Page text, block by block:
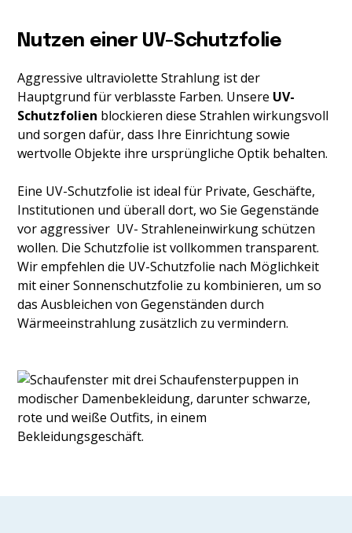
Nutzen einer UV-Schutzfolie
Aggressive ultraviolette Strahlung ist der
Hauptgrund für verblasste Farben. Unsere UV-
Schutzfolien blockieren diese Strahlen wirkungsvoll
und sorgen dafür, dass Ihre Einrichtung sowie
wertvolle Objekte ihre ursprüngliche Optik behalten.
Eine UV-Schutzfolie ist ideal für Private, Geschäfte,
Institutionen und überall dort, wo Sie Gegenstände
vor aggressiver UV- Strahleneinwirkung schützen
wollen. Die Schutzfolie ist vollkommen transparent.
Wir empfehlen die UV-Schutzfolie nach Möglichkeit
mit einer Sonnenschutzfolie zu kombinieren, um so
das Ausbleichen von Gegenständen durch
Wärmeeinstrahlung zusätzlich zu vermindern.